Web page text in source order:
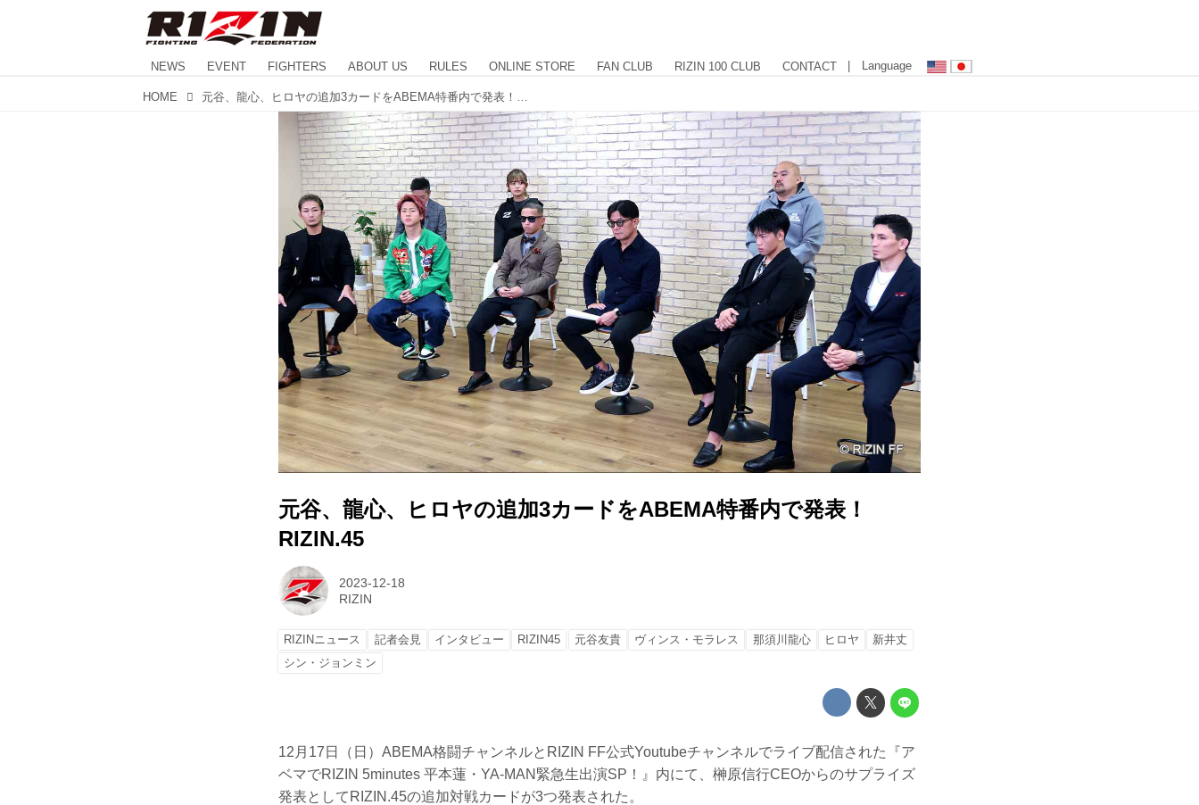
NEWS EVENT FIGHTERS ABOUT US RULES ONLINE STORE FAN CLUB RIZIN 100 CLUB CONTACT | Language
HOME
元谷、龍心、ヒロヤの追加3カードをABEMA特番内で発表！
RIZIN.45
2023-12-18
RIZIN
RIZINニュース 記者会見 インタビュー RIZIN45 元谷友貴 ヴィンス・モラレス 那須川龍心 ヒロヤ
新井丈
シン・ジョンミン
12月17日（日）ABEMA格闘チャンネルとRIZIN FF公式Youtubeチャンネルでライブ配信された『ア
ベマでRIZIN 5minutes 平本蓮・YA-MAN緊急生出演SP！』内にて、榊原信行CEOからのサプライズ
発表としてRIZIN.45の追加対戦カードが3つ発表された。